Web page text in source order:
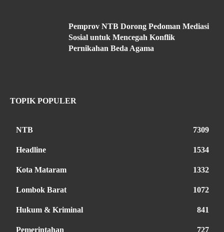
Pemprov NTB Dorong Pedoman Mediasi
Sosial untuk Mencegah Konflik
Pernikahan Beda Agama
TOPIK POPULER
NTB 7309
Headline 1534
Kota Mataram 1332
Lombok Barat 1072
Hukum & Kriminal 841
Pemerintahan 727